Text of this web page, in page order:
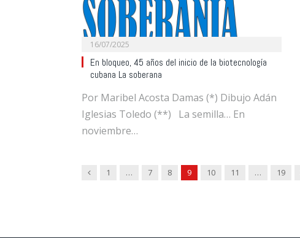
16/07/2025
En bloqueo, 45 años del inicio de la biotecnología
cubana La soberana
Por Maribel Acosta Damas (*) Dibujo Adán
Iglesias Toledo (**) La semilla… En
noviembre…
Previous
1 … 7 8 9 10 11 … 19